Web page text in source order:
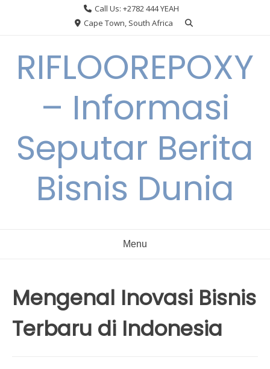
Call Us: +2782 444 YEAH
Cape Town, South Africa
RIFLOOREPOXY
– Informasi
Seputar Berita
Bisnis Dunia
Menu
Mengenal Inovasi Bisnis
Terbaru di Indonesia